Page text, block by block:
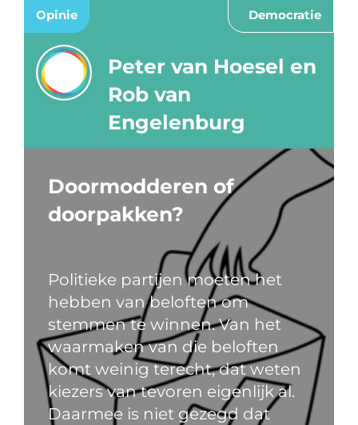
Opinie Democratie
Peter van Hoesel en
Rob van
Engelenburg
Doormodderen of
doorpakken?
Politieke partijen moeten het
hebben van beloften om
stemmen te winnen. Van het
waarmaken van die beloften
komt weinig terecht, dat weten
kiezers van tevoren eigenlijk al.
Daarmee is niet gezegd dat